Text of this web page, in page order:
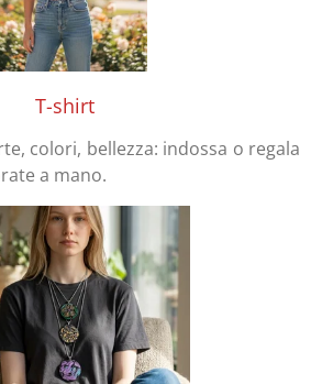
T-shirt
colori, bellezza: indossa o regala
a mano.